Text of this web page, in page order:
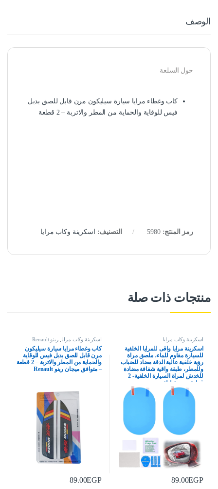
الوصف
حول السلعة
كاب وغطاء مرايا سيارة سيليكون مرن قابل للصق بدبل
فيس للوقاية والحماية من المطر والاتربة – 2 قطعة
رمز المنتج:5980 التصنيف: اسكرينة وكاب مرايا
منتجات ذات صلة
اسكرينة وكاب مرايا
اسكرينة مرايا واقى للمرايا الخلفية
للسيارة مقاوم للماء، ملصق مراة
رؤية خلفية عالية الدقة مضاد للضباب
وللمطر، طبقة واقية شفافة مضادة
للخدش لمراة السيارة الخلفية- 2
قطعة – مستطيلة
89.00EGP
اسكرينة وكاب مرايا ,رينو Renault
كاب وغطاء مرايا سيارة سيليكون
مرن قابل للصق بدبل فيس للوقاية
والحماية من المطر والاتربة – 2 قطعة
– متوافق ميجان رينو Renault
89.00EGP